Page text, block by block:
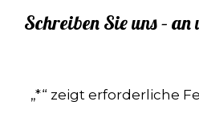
Schreiben Sie uns –
„*“ zeigt erforderliche